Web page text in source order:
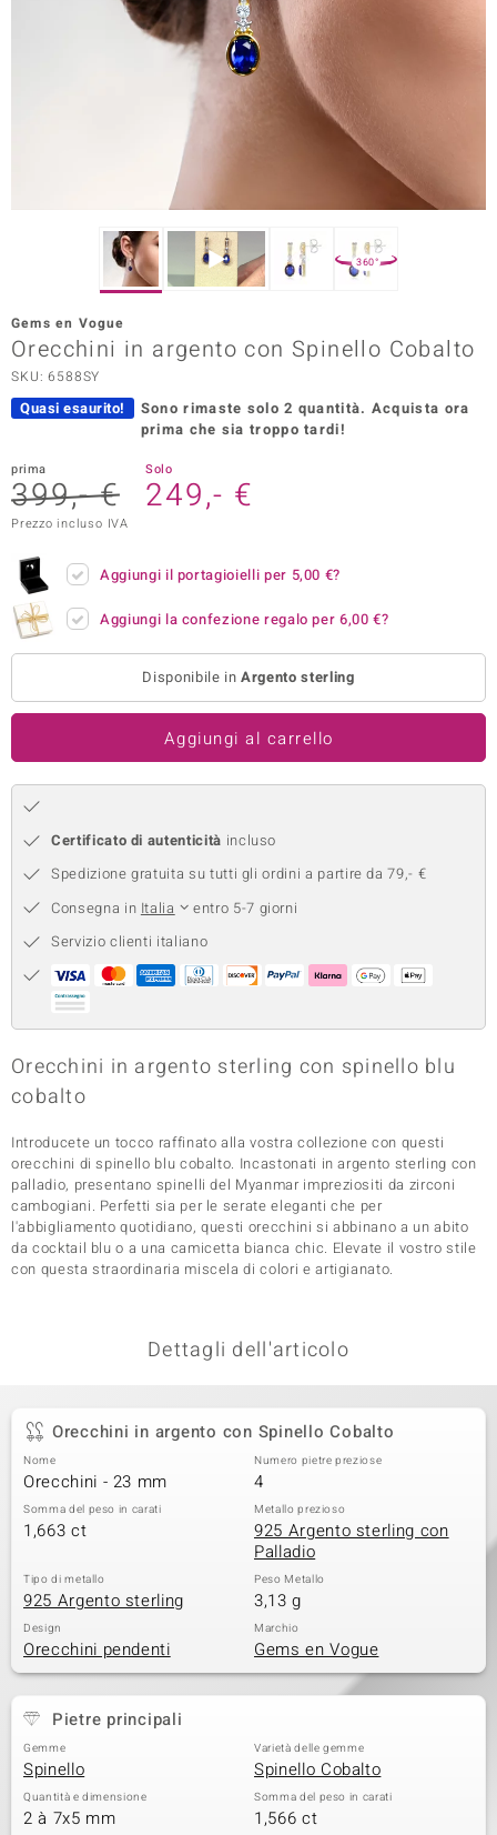
SELECTION
Paraíso
Collection
by de Melo
Classics
360°
Gems en Vogue
Orecchini in argento con Spinello Cobalto
SKU: 6588SY
Quasi esaurito! Sono rimaste solo 2 quantità. Acquista ora
prima che sia troppo tardi!
prima
399,- €
Solo
249,- €
Prezzo incluso IVA
Aggiungi il portagioielli per 5,00 €?
Aggiungi la confezione regalo per6,00 €?
Disponibile inArgento sterling
Aggiungi al carrello
Certificato di autenticità incluso
Spedizione gratuita su tutti gli ordini a partire da 79,- €
Consegna in Italia
entro 5-7 giorni
Servizio clienti italiano
Orecchini in argento sterling con spinello blu
cobalto
Introducete un tocco raffinato alla vostra collezione con questi
orecchini di spinello blu cobalto. Incastonati in argento sterling con
palladio, presentano spinelli del Myanmar impreziositi da zirconi
cambogiani. Perfetti sia per le serate eleganti che per
l'abbigliamento quotidiano, questi orecchini si abbinano a un abito
da cocktail blu o a una camicetta bianca chic. Elevate il vostro stile
con questa straordinaria miscela di colori e artigianato.
Dettagli dell'articolo
Orecchini in argento con Spinello Cobalto
Nome
Orecchini - 23 mm
Numero pietre preziose
4
Somma del peso in carati
1,663 ct
Metallo prezioso
925 Argento sterling con
Palladio
Tipo di metallo
925 Argento sterling
Peso Metallo
3,13 g
Design
Orecchini pendenti
Marchio
Gems en Vogue
Pietre principali
Gemme
Spinello
Varietà delle gemme
Spinello Cobalto
Quantità e dimensione
2 à 7x5 mm
Somma del peso in carati
1,566 ct